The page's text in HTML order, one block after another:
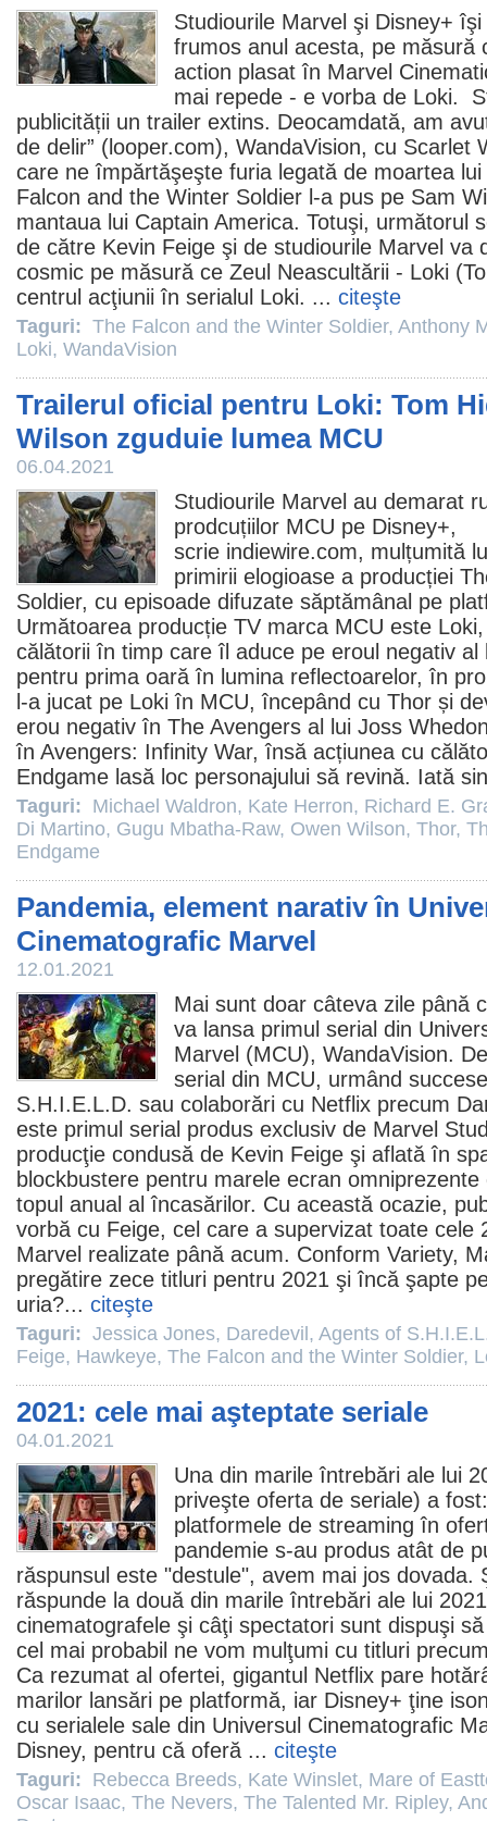
Studiourile Marvel şi Disney+
frumos anul acesta, pe măsură
action plasat în Marvel
mai repede - e vorba de Loki.
publicității un trailer extins. Deocamdată, am
de delir” (looper.com), WandaVision, cu Scarlet
care ne împărtăşeşte furia legată de moartea
Falcon and the Winter Soldier l-a pus pe Sam
mantaua lui Captain America. Totuşi, următorul
de către Kevin Feige şi de studiourile Marvel va
cosmic pe măsură ce Zeul Neascultării - Loki (
centrul acţiunii în serialul Loki. ... citeşte
Taguri: The Falcon and the Winter Soldier, Anthony
Loki, WandaVision
Trailerul oficial pentru Loki: Tom
Wilson zguduie lumea MCU
06.04.2021
Studiourile Marvel au demarat
prodcuțiilor MCU pe Disney+,
scrie indiewire.com, mulțumită
primirii elogioase a producției
Soldier, cu episoade difuzate săptămânal pe
Următoarea producție TV marca MCU este Loki
călătorii în timp care îl aduce pe eroul negativ
pentru prima oară în lumina reflectoarelor, în
l-a jucat pe Loki în MCU, începând cu Thor și
erou negativ în The Avengers al lui Joss
în Avengers: Infinity War, însă acțiunea cu
Endgame lasă loc personajului să revină. Iată
Taguri: Michael Waldron, Kate Herron, Richard E.
Di Martino, Gugu Mbatha-Raw, Owen Wilson, Thor,
Endgame
Pandemia, element narativ în
Cinematografic Marvel
12.01.2021
Mai sunt doar câteva zile până
va lansa primul serial din
Marvel (MCU), WandaVision.
serial din MCU, urmând
S.H.I.E.L.D. sau colaborări cu Netflix precum
este primul serial produs exclusiv de Marvel
producţie condusă de Kevin Feige şi aflată în
blockbustere pentru marele ecran
topul anual al încasărilor. Cu această ocazie,
vorbă cu Feige, cel care a supervizat toate cele
Marvel realizate până acum. Conform Variety,
pregătire zece titluri pentru 2021 şi încă şapte
uria?... citeşte
Taguri: Jessica Jones, Daredevil , Agents of
Feige, Hawkeye, The Falcon and the Winter Soldier,
2021: cele mai aşteptate seriale
04.01.2021
Una din marile întrebări ale lui
priveşte oferta de seriale) a
platformele de streaming în
pandemie s-au produs atât de
răspunsul este "destule", avem mai jos dovada.
răspunde la două din marile întrebări ale lui
cinematografele şi câţi spectatori sunt dispuşi
cel mai probabil ne vom mulţumi cu titluri
Ca rezumat al ofertei, gigantul Netflix pare
marilor lansări pe platformă, iar Disney+ ţine
cu serialele sale din Universul Cinematografic
Disney, pentru că oferă ... citeşte
Taguri: Rebecca Breeds, Kate Winslet, Mare of
Oscar Isaac, The Nevers, The Talented Mr. Ripley,